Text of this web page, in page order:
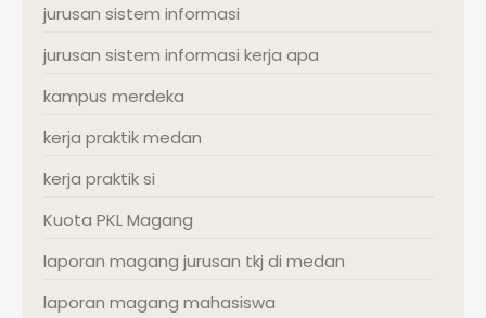
jurusan sistem informasi
jurusan sistem informasi kerja apa
kampus merdeka
kerja praktik medan
kerja praktik si
Kuota PKL Magang
laporan magang jurusan tkj di medan
laporan magang mahasiswa